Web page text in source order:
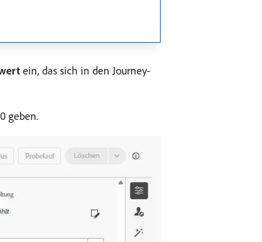
ein, das sich in den Journey-
geben.